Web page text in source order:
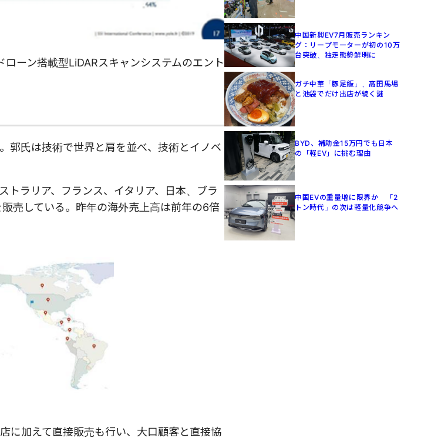
ーン搭載型LiDARスキャンシステムのエント
郭氏は技術で世界と肩を並べ、技術とイノベ
トラリア、フランス、イタリア、日本、ブラ
売している。昨年の海外売上高は前年の6倍
に加えて直接販売も行い、大口顧客と直接協
中国新興EV7月販売ランキン
グ：リープモーターが初の10万
台突破、独走態勢鮮明に
ガチ中華「豚足飯」、高田馬場
と池袋でだけ出店が続く謎
BYD、補助金15万円でも日本
の「軽EV」に挑む理由
中国EVの重量増に限界か 「2
トン時代」の次は軽量化競争へ